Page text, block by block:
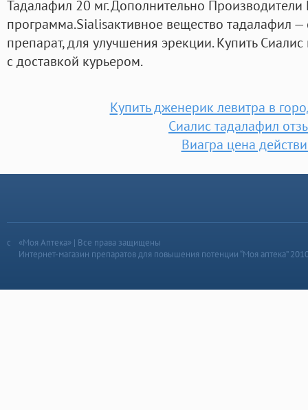
Тадалафил 20 мг. Дополнительно Производители
программа.Sialisактивное вещество тадалафил
препарат, для улучшения эрекции. Купить
с доставкой курьером.
Купить дженерик левитра в
Сиалис тадалафил
Виагра цена
«Моя Аптека» | Все права защищены
Интернет-магазин препаратов для повышения потенции “Моя аптека”